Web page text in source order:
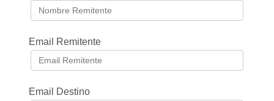
Email Remitente
Email Destino